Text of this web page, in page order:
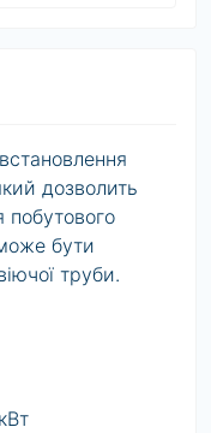
дозволить
побутового
бути
труби.